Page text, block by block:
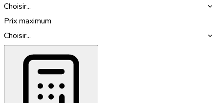
Choisir...
Prix maximum
Choisir...